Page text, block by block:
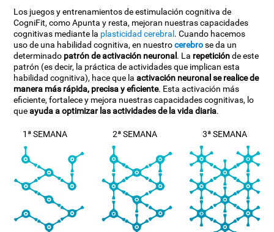
Los juegos y entrenamientos de estimulación cognitiva de
CogniFit, como Apunta y resta, mejoran nuestras capacidades
cognitivas mediante la plasticidad cerebral. Cuando hacemos
uso de una habilidad cognitiva, en nuestrocerebrose da un
determinado patrón de activación neuronal. La repeticiónde este
patrón (es decir, la práctica de actividades que implican esta
habilidad cognitiva), hace que laactivación neuronal se realice de
manera más rápida, precisa y eficiente. Esta activación más
eficiente, fortalece y mejora nuestras capacidades cognitivas, lo
queayuda a optimizar las actividades de la vida diaria.
1ª SEMANA 2ª SEMANA 3ª SEMANA